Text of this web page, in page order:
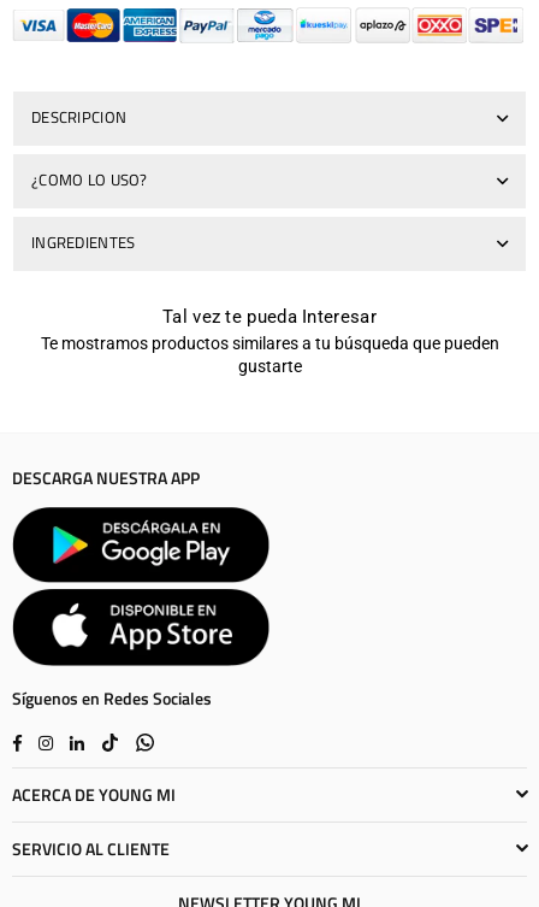
DESCRIPCION
¿COMO LO USO?
INGREDIENTES
Tal vez te pueda Interesar
Te mostramos productos similares a tu búsqueda que pueden
gustarte
DESCARGA NUESTRA APP
Síguenos en Redes Sociales
FacebookInstagram
LinkedinTikTokWhatsapp
ACERCA DE YOUNG MI
SERVICIO AL CLIENTE